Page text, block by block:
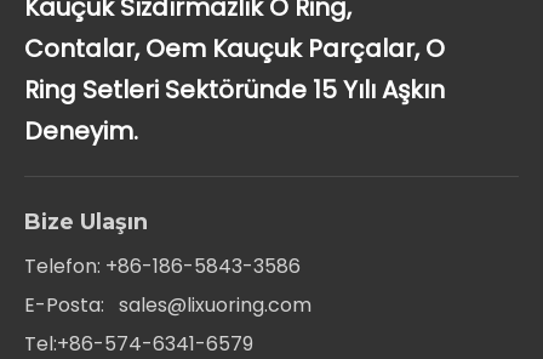
Kauçuk Sızdırmazlık O Ring,
Contalar, Oem Kauçuk Parçalar, O
Ring Setleri Sektöründe 15 Yılı Aşkın
Deneyim.
Bize Ulaşın
Telefon: +86-186-5843-3586
E-Posta: sales@lixuoring.com
Tel:+86-574-6341-6579